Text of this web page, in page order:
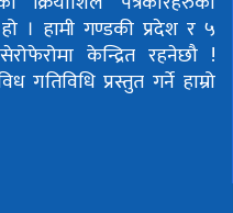
। हामी गण्डकी प्रदेश र ५
केन्द्रित रहनेछौ !
गतिविधि प्रस्तुत गर्ने हाम्रो